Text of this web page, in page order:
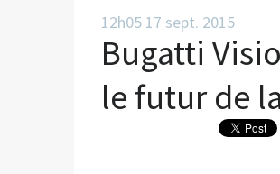
12h05 17 sept. 2015
Bugatti
le futur de